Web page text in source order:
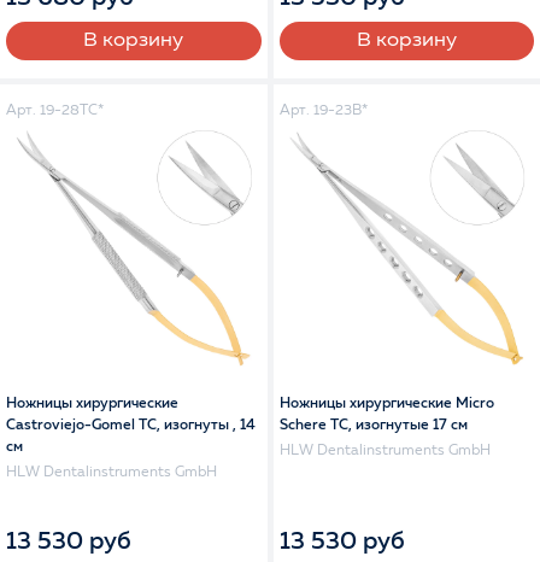
В корзину В корзину
Арт. 19-28TC*
Ножницы хирургические
Castroviejo-Gomel TC, изогнуты , 14
см
HLW Dentalinstruments GmbH
13 530 руб
Арт. 19-23B*
Ножницы хирургические Micro
Schere TC, изогнутые 17 см
HLW Dentalinstruments GmbH
13 530 руб